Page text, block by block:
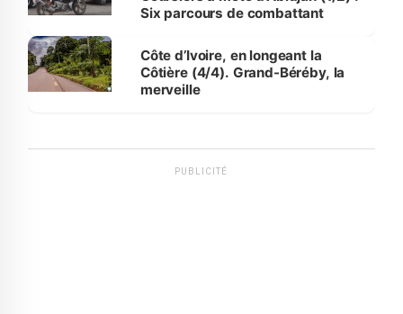
Six parcours de combattant
Côte d’Ivoire, en longeant la
Côtière (4/4). Grand-Béréby, la
merveille
PUBLICITÉ